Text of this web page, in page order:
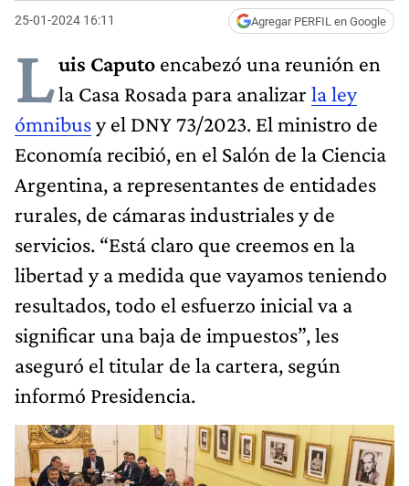
25-01-2024 16:11 Agregar PERFIL en Google
Luis Caputo encabezó una reunión en
la Casa Rosada para analizar la ley
ómnibusy el DNY 73/2023. El ministro de
Economía recibió, en el Salón de la Ciencia
Argentina, a representantes de entidades
rurales, de cámaras industriales y de
servicios. “Está claro que creemos en la
libertad y a medida que vayamos teniendo
resultados, todo el esfuerzo inicial va a
significar una baja de impuestos”, les
aseguró el titular de la cartera, según
informó Presidencia.